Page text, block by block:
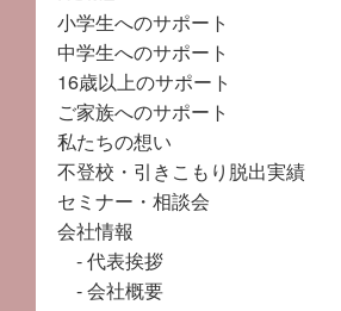
小学生へのサポート
中学生へのサポート
16歳以上のサポート
ご家族へのサポート
私たちの想い
不登校・引きこもり脱出実績
セミナー・相談会
会社情報
代表挨拶
会社概要